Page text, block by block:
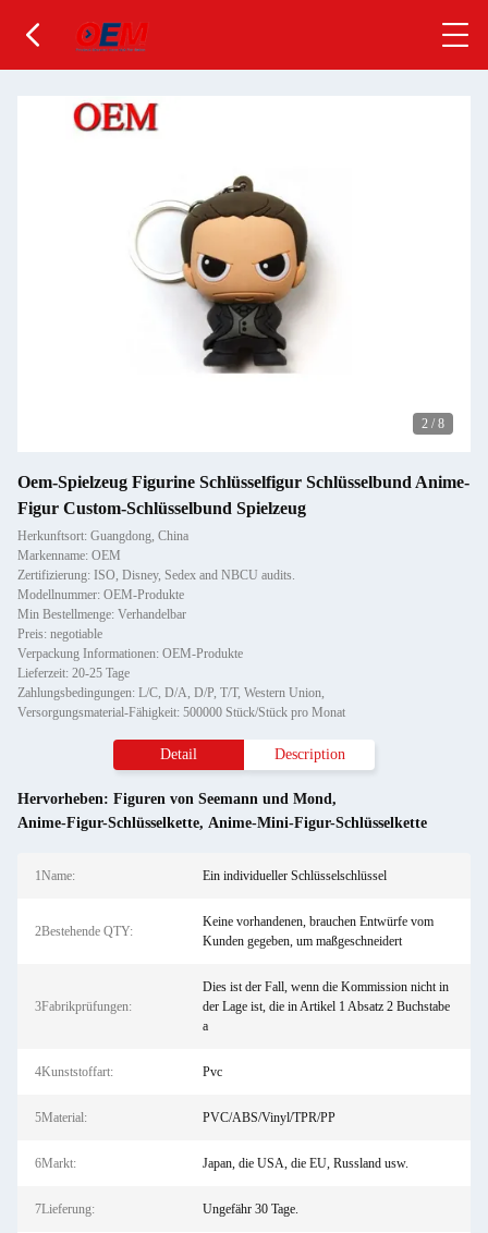
2 / 8
Oem-Spielzeug Figurine Schlüsselfigur Schlüsselbund Anime-
Figur Custom-Schlüsselbund Spielzeug
Herkunftsort: Guangdong, China
Markenname: OEM
Zertifizierung: ISO, Disney, Sedex and NBCU audits.
Modellnummer: OEM-Produkte
Min Bestellmenge: Verhandelbar
Preis: negotiable
Verpackung Informationen: OEM-Produkte
Lieferzeit: 20-25 Tage
Zahlungsbedingungen: L/C, D/A, D/P, T/T, Western Union,
Versorgungsmaterial-Fähigkeit: 500000 Stück/Stück pro Monat
Detail Description
Hervorheben: Figuren von Seemann und Mond,
Anime-Figur-Schlüsselkette, Anime-Mini-Figur-Schlüsselkette
1Name: Ein individueller Schlüsselschlüssel
2Bestehende QTY:
Keine vorhandenen, brauchen Entwürfe vom
Kunden gegeben, um maßgeschneidert
3Fabrikprüfungen:
Dies ist der Fall, wenn die Kommission nicht in
der Lage ist, die in Artikel 1 Absatz 2 Buchstabe
a
4Kunststoffart: Pvc
5Material: PVC/ABS/Vinyl/TPR/PP
6Markt: Japan, die USA, die EU, Russland usw.
7Lieferung: Ungefähr 30 Tage.